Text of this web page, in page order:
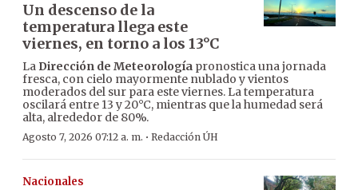
Un descenso de la
temperatura llega este
viernes, en torno a los 13°C
La Dirección de Meteorología pronostica una jornada
fresca, con cielo mayormente nublado y vientos
moderados del sur para este viernes. La temperatura
oscilará entre 13 y 20°C, mientras que la humedad será
alta, alrededor de 80%.
Agosto 7, 2026 07:12 a. m. · Redacción ÚH
Nacionales